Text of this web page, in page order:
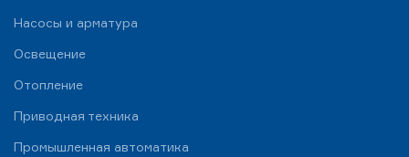
Насосы и арматура
Освещение
Отопление
Приводная техника
Промышленная автоматика